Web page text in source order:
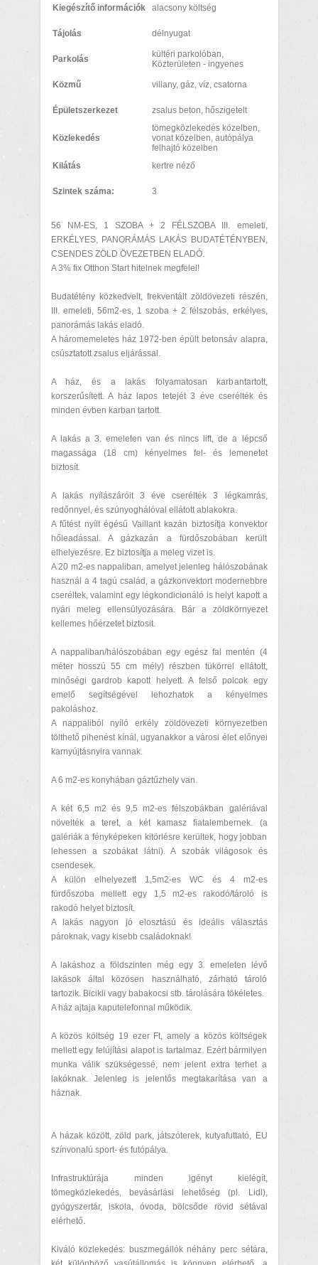
Kiegészítő információk
alacsony költség
Tájolás délnyugat
Parkolás
kültéri parkolóban,
Közterületen - ingyenes
Közmű villany, gáz, víz, csatorna
Épületszerkezet zsalus beton, hőszigetelt
Közlekedés
tömegközlekedés közelben,
vonat közelben, autópálya
felhajtó közelben
Kilátás
kertre néző
Szintek száma: 3
56 NM-ES, 1 SZOBA + 2 FÉLSZOBA III. emeleti,
ERKÉLYES, PANORÁMÁS LAKÁS BUDATÉTÉNYBEN,
CSENDES ZÖLD ÖVEZETBEN ELADÓ.
A 3% fix Otthon Start hitelnek megfelel!
Budatétény közkedvelt, frekventált zöldövezeti részén,
III. emeleti, 56m2-es, 1 szoba + 2 félszobás, erkélyes,
panorámás lakás eladó.
A háromemeletes ház 1972-ben épült betonsáv alapra,
csúsztatott zsalus eljárással.
A ház, és a lakás folyamatosan karbantartott,
korszerűsített. A ház lapos tetejét 3 éve cserélték és
minden évben karban tartott.
A lakás a 3. emeleten van és nincs lift, de a lépcső
magassága (18 cm) kényelmes fel- és lemenetet
biztosít.
A lakás nyílászáróit 3 éve cserélték 3 légkamrás,
redőnnyel, és szúnyoghálóval ellátott ablakokra.
A fűtést nyílt égésű Vaillant kazán biztosítja konvektor
hőleadással. A gázkazán a fürdőszobában került
elhelyezésre. Ez biztosítja a meleg vizet is.
A 20 m2-es nappaliban, amelyet jelenleg hálószobának
használ a 4 tagú család, a gázkonvektort modernebbre
cseréltek, valamint egy légkondicionáló is helyt kapott a
nyári meleg ellensúlyozására. Bár a zöldkörnyezet
kellemes hőérzetet biztosit.
A nappaliban/hálószobában egy egész fal mentén (4
méter hosszú 55 cm mély) részben tükörrel ellátott,
minőségi gardrob kapott helyett. A felső polcok egy
emelő segítségével lehozhatok a kényelmes
pakoláshoz.
A nappaliból nyíló erkély zöldövezeti környezetben
tölthető pihenést kínál, ugyanakkor a városi élet előnyei
karnyújtásnyira vannak.
A 6 m2-es konyhában gáztűzhely van.
A két 6,5 m2 és 9,5 m2-es félszobákban galériával
növelték a teret, a két kamasz fiatalembernek. (a
galériák a fényképeken kitörlésre kerültek, hogy jobban
lehessen a szobákat látni). A szobák világosok és
csendesek.
A külön elhelyezett 1,5m2-es WC és 4 m2-es
fürdőszoba mellett egy 1,5 m2-es rakodó/tároló is
rakodó helyet biztosít.
A lakás nagyon jó elosztású és ideális választás
pároknak, vagy kisebb családoknak!
A lakáshoz a földszinten még egy 3. emeleten lévő
lakások által közösen használható, zárható tároló
tartozik. Bicikli vagy babakocsi stb. tárolására tökéletes.
A ház ajtaja kaputelefonnal működik.
A közös költség 19 ezer Ft, amely a közös költségek
mellett egy felújítási alapot is tartalmaz. Ezért bármilyen
munka válik szükségessé, nem jelent extra terhet a
lakóknak. Jelenleg is jelentős megtakarítása van a
háznak.
A házak között, zöld park, játszóterek, kutyafuttató, EU
színvonalú sport- és futópálya.
Infrastruktúrája minden igényt kielégít,
tömegközlekedés, bevásárlási lehetőség (pl. Lidl),
gyógyszertár, iskola, óvoda, bölcsőde rövid sétával
elérhető.
Kiváló közlekedés: buszmegállók néhány perc sétára,